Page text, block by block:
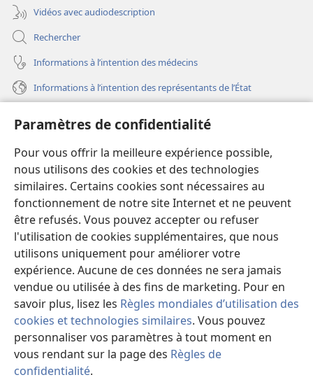
Paramètres de confidentialité
Pour vous offrir la meilleure expérience possible,
nous utilisons des cookies et des technologies
similaires. Certains cookies sont nécessaires au
fonctionnement de notre site Internet et ne peuvent
être refusés. Vous pouvez accepter ou refuser
l'utilisation de cookies supplémentaires, que nous
utilisons uniquement pour améliorer votre
expérience. Aucune de ces données ne sera jamais
vendue ou utilisée à des fins de marketing. Pour en
savoir plus, lisez les Règles mondiales d’utilisation des
cookies et technologies similaires. Vous pouvez
personnaliser vos paramètres à tout moment en
vous rendant sur la page des Règles de
confidentialité.
Vidéos avec audiodescription
Rechercher
Informations à l’intention des médecins
Informations à l’intention des représentants de l’État
(ouvre
une
nouvelle
fenêtre)
Bibliothèque en ligne
(ouvre
une
nouvelle
fenêtre)
JW Hub®
(ouvre
une
nouvelle
fenêtre)
JW Library
Watchtower Library
Copyright© 2026 Watch Tower Bible and Tract Society of Pennsylvania.
CONDITIONS D’UTILISATION
PARAMÈTRES DE CONFIDENTIALITÉ